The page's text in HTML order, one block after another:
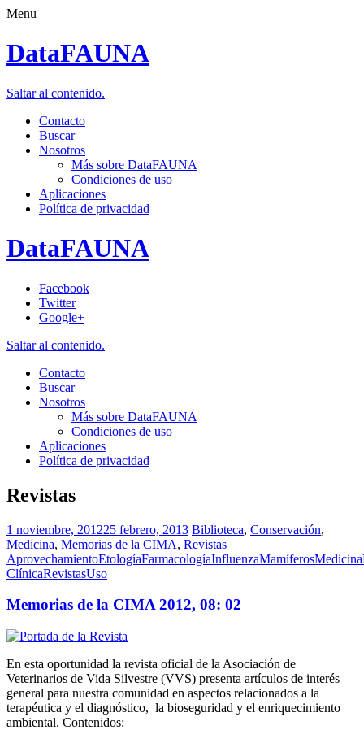
Menu
DataFAUNA
Saltar al contenido.
Contacto
Buscar
Nosotros
Más sobre DataFAUNA
Condiciones de uso
Aplicaciones
Política de privacidad
DataFAUNA
Facebook
Twitter
Google+
Saltar al contenido.
Contacto
Buscar
Nosotros
Más sobre DataFAUNA
Condiciones de uso
Aplicaciones
Política de privacidad
Revistas
1 noviembre, 201225 febrero, 2013 Biblioteca, Conservación,
Medicina, Memorias de la CIMA, Revistas
AprovechamientoEtologíaFarmacologíaInfluenzaMamíferosMedicina
ClínicaRevistasUso
Memorias de la CIMA 2012, 08: 02
En esta oportunidad la revista oficial de la Asociación de
Veterinarios de Vida Silvestre (VVS) presenta artículos de interés
general para nuestra comunidad en aspectos relacionados a la
terapéutica y el diagnóstico, la bioseguridad y el enriquecimiento
ambiental. Contenidos: